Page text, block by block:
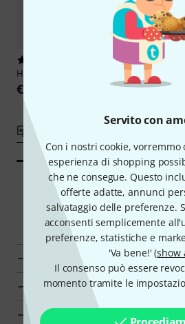
Servito con
Con i nostri cookie,
esperienza di shopping
che ne consegue. Questo
offerte adatte, annunci
salvataggio delle preferenze.
acconsenti semplicemente
preferenze, statistiche e
'Va bene!' (show
Il consenso può essere
momento tramite le
Hörluchs Premium Cable black
€ 49
Compara
€ 49
Navigatore
Vai al gruppo del prodotto Cavi
Vai al gruppo del prodotto
Vai al gruppo del prodotto